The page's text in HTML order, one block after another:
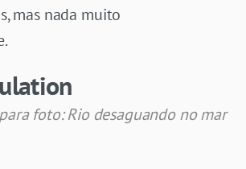
mas nada muito
foto: Rio desaguando no mar